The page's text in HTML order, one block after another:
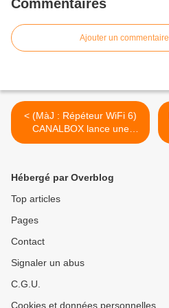
Commentaires
Ajouter un commentaire
< (MàJ : Répéteur WiFi 6)
CANALBOX lance une
nouvelle box compatible
Hébergé par Overblog
Top articles
Pages
Contact
Signaler un abus
C.G.U.
Cookies et données personnelles